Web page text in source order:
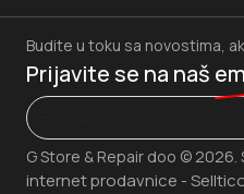
G Store & Repair doo © 2026.
internet prodavnice -
Budite u toku sa novostima,
Prijavite se na naš